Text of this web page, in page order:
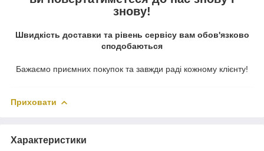
знову!
Швидкість доставки та рівень сервісу вам обов'язково
сподобаються
Бажаємо приємних покупок та завжди раді кожному клієнту!
Приховати
Характеристики